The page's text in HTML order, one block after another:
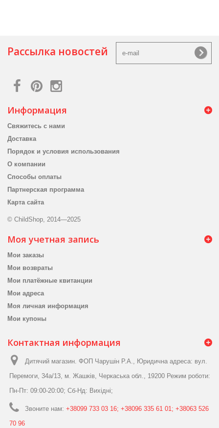
Рассылка новостей
Информация
Свяжитесь с нами
Доставка
Порядок и условия использования
О компании
Способы оплаты
Партнерская программа
Карта сайта
© ChildShop, 2014—2025
Моя учетная запись
Мои заказы
Мои возвраты
Мои платёжные квитанции
Мои адреса
Моя личная информация
Мои купоны
Контактная информация
Дитячий магазин. ФОП Чарушін Р.А., Юридична адреса: вул.
Перемоги, 34а/13, м. Жашків, Черкаська обл., 19200 Режим роботи:
Пн-Пт: 09:00-20:00; Сб-Нд: Вихідні;
Звоните нам: +38099 733 03 16; +38096 335 61 01; +38063 526
70 96